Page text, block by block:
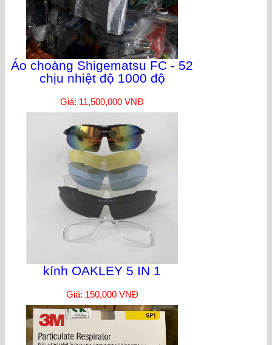
Áo choàng Shigematsu FC - 52
chịu nhiệt độ 1000 độ
Giá: 11,500,000 VNĐ
kính OAKLEY 5 IN 1
Giá: 150,000 VNĐ